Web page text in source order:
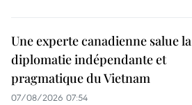
Une experte canadienne salue la
diplomatie indépendante et
pragmatique du Vietnam
07/08/2026 07:54